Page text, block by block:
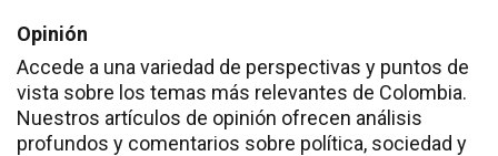
Opinión
Accede a una variedad de perspectivas y puntos de
vista sobre los temas más relevantes de Colombia.
Nuestros artículos de opinión ofrecen análisis
profundos y comentarios sobre política, sociedad y